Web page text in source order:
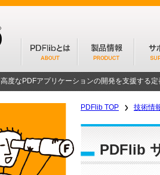
高度なPDFアプリケーションの開発を支援する
PDFlib TOP 技術情
PDFlib